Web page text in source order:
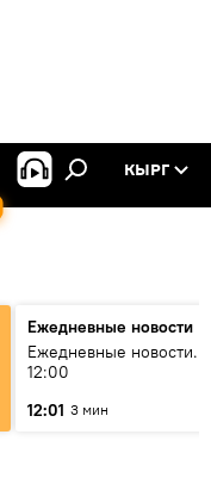
КЫРГ
Ежедневные новости
Ежедневные новости.
12:00
12:01 3 мин